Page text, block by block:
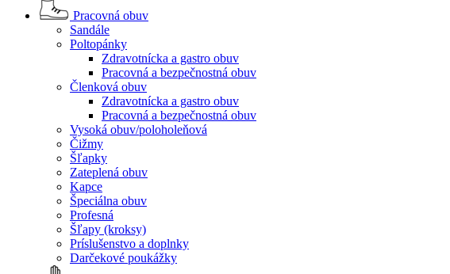
Pracovná obuv
Sandále
Poltopánky
Zdravotnícka a gastro obuv
Pracovná a bezpečnostná obuv
Členková obuv
Zdravotnícka a gastro obuv
Pracovná a bezpečnostná obuv
Vysoká obuv/poloholeňová
Čižmy
Šľapky
Zateplená obuv
Kapce
Špeciálna obuv
Profesná
Šľapy (kroksy)
Príslušenstvo a doplnky
Darčekové poukážky